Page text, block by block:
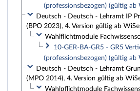
(professionsbezogen) (gültig
Deutsch - Deutsch - Lehramt IP
(BPO 2023), 4. Version gültig ab
Wahlflichtmodule
10-GER-BA-GR5 - GR5
(professionsbezogen) (gültig
Deutsch - Deutsch - Lehramt
(MPO 2014), 4. Version gültig ab
Wahlpflichtmodule